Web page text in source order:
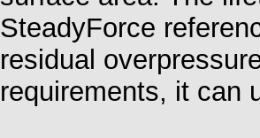
SteadyForce
residual
requirements, it can